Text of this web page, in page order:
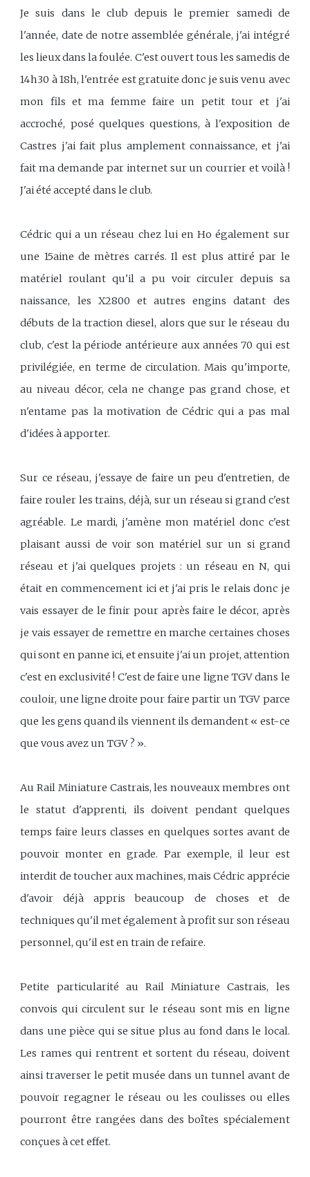
Je suis dans le club depuis le premier samedi de
l'année, date de notre assemblée générale, j'ai intégré
les lieux dans la foulée. C'est ouvert tous les samedis de
14h30 à 18h, l'entrée est gratuite donc je suis venu avec
mon fils et ma femme faire un petit tour et j'ai
accroché, posé quelques questions, à l'exposition de
Castres j'ai fait plus amplement connaissance, et j'ai
fait ma demande par internet sur un courrier et voilà !
J'ai été accepté dans le club.
Cédric qui a un réseau chez lui en Ho également sur
une 15aine de mètres carrés. Il est plus attiré par le
matériel roulant qu'il a pu voir circuler depuis sa
naissance, les X2800 et autres engins datant des
débuts de la traction diesel, alors que sur le réseau du
club, c'est la période antérieure aux années 70 qui est
privilégiée, en terme de circulation. Mais qu'importe,
au niveau décor, cela ne change pas grand chose, et
n'entame pas la motivation de Cédric qui a pas mal
d'idées à apporter.
Sur ce réseau, j'essaye de faire un peu d'entretien, de
faire rouler les trains, déjà, sur un réseau si grand c'est
agréable. Le mardi, j'amène mon matériel donc c'est
plaisant aussi de voir son matériel sur un si grand
réseau et j'ai quelques projets : un réseau en N, qui
était en commencement ici et j'ai pris le relais donc je
vais essayer de le finir pour après faire le décor, après
je vais essayer de remettre en marche certaines choses
qui sont en panne ici, et ensuite j'ai un projet, attention
c'est en exclusivité ! C'est de faire une ligne TGV dans le
couloir, une ligne droite pour faire partir un TGV parce
que les gens quand ils viennent ils demandent « est-ce
que vous avez un TGV ? ».
Au Rail Miniature Castrais, les nouveaux membres ont
le statut d'apprenti, ils doivent pendant quelques
temps faire leurs classes en quelques sortes avant de
pouvoir monter en grade. Par exemple, il leur est
interdit de toucher aux machines, mais Cédric apprécie
d'avoir déjà appris beaucoup de choses et de
techniques qu'il met également à profit sur son réseau
personnel, qu'il est en train de refaire.
Petite particularité au Rail Miniature Castrais, les
convois qui circulent sur le réseau sont mis en ligne
dans une pièce qui se situe plus au fond dans le local.
Les rames qui rentrent et sortent du réseau, doivent
ainsi traverser le petit musée dans un tunnel avant de
pouvoir regagner le réseau ou les coulisses ou elles
pourront être rangées dans des boîtes spécialement
conçues à cet effet.